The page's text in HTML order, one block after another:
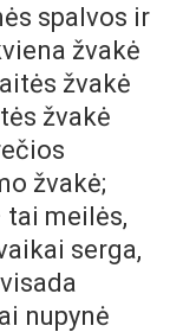
spalvos ir
žvakė
žvakė
žvakė
žvakė;
meilės,
serga,
nupynė